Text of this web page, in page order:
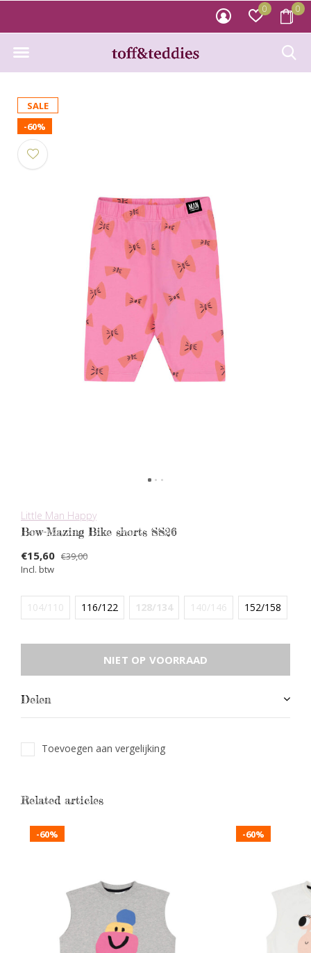
0 0
SALE
-60%
Little Man Happy
Bow-Mazing Bike shorts SS26
€15,60 €39,00
Incl. btw
104/110 116/122 128/134 140/146 152/158
NIET OP VOORRAAD
Delen
Toevoegen aan vergelijking
Related articles
-60% -60%